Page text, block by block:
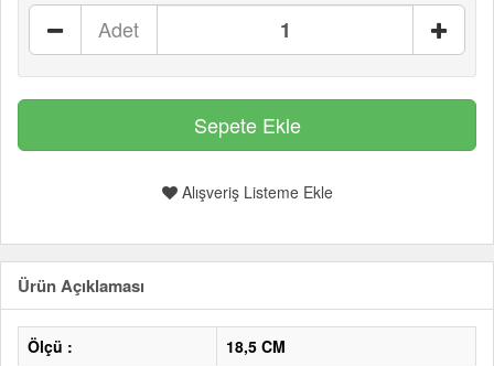
Adet
Alışveriş Listeme Ekle
Ürün Açıklaması
Ölçü : 18,5 CM